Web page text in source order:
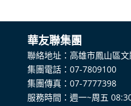
​華友聯集團
聯絡地址：高雄市鳳山區
集團電話：07-7809100
集團傳真：07-7777398
服務時間：週一~周五